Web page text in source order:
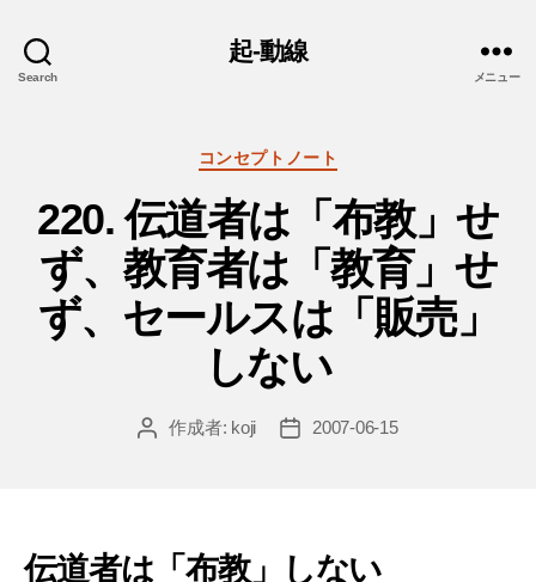
Search
起-動線
メニュー
カ
ゴ
リ
ー
コンセプトノート
220. 伝道者は「布教」せ
ず、教育者は「教育」せ
ず、セールスは「販売」
しない
投
作成者: koji
投
2007-06-15
伝道者は「布教」しない